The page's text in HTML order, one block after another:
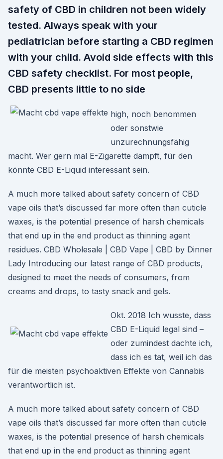
safety of CBD in children not been widely
tested. Always speak with your
pediatrician before starting a CBD regimen
with your child. Avoid side effects with this
CBD safety checklist. For most people,
CBD presents little to no side
high, noch benommen
oder sonstwie
unzurechnungsfähig
macht. Wer gern mal E-Zigarette dampft, für den
könnte CBD E-Liquid interessant sein.
A much more talked about safety concern of CBD
vape oils that’s discussed far more often than cuticle
waxes, is the potential presence of harsh chemicals
that end up in the end product as thinning agent
residues. CBD Wholesale | CBD Vape | CBD by Dinner
Lady Introducing our latest range of CBD products,
designed to meet the needs of consumers, from
creams and drops, to tasty snack and gels.
Okt. 2018 Ich wusste, dass
CBD E-Liquid legal sind –
oder zumindest dachte ich,
dass ich es tat, weil ich das
für die meisten psychoaktiven Effekte von Cannabis
verantwortlich ist.
A much more talked about safety concern of CBD
vape oils that’s discussed far more often than cuticle
waxes, is the potential presence of harsh chemicals
that end up in the end product as thinning agent